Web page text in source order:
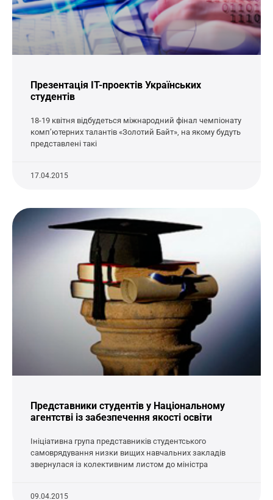
Презентація IT-проектів Українських
студентів
18-19 квітня відбудеться міжнародний фінал чемпіонату
комп’ютерних талантів «Золотий Байт», на якому будуть
представлені такі
17.04.2015
Представники студентів у Національному
агентстві із забезпечення якості освіти
Ініціативна група представників студентського
самоврядування низки вищих навчальних закладів
звернулася із колективним листом до міністра
09.04.2015